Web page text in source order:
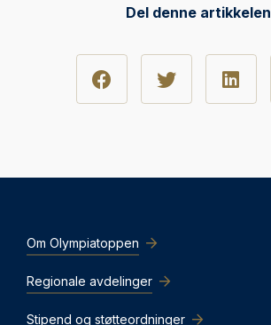
Del denne artikkelen
Om Olympiatoppen
Regionale avdelinger
Stipend og støtteordninger